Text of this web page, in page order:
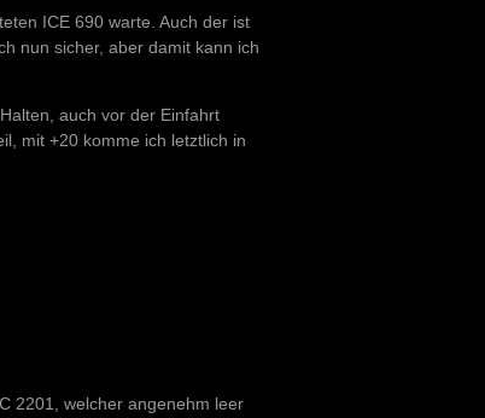
ICE 690 warte. Auch der ist
nun sicher, aber damit kann ich
auch vor der Einfahrt
mit +20 komme ich letztlich in
2201, welcher angenehm leer